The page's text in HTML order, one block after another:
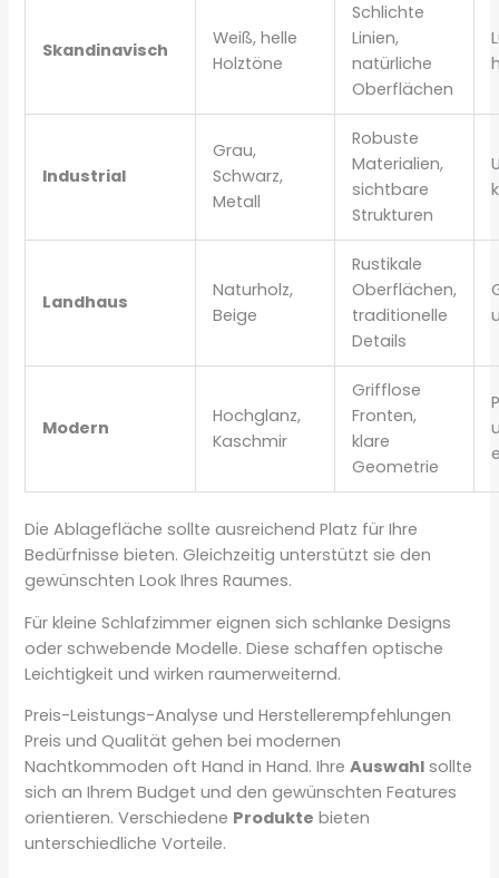
Skandinavisch
Weiß, helle
Holztöne
Schlichte
Linien,
natürliche
Oberflächen
Industrial
Grau,
Schwarz,
Metall
Robuste
Materialien,
sichtbare
Strukturen
Landhaus
Naturholz,
Beige
Rustikale
Oberflächen,
traditionelle
Details
Modern
Hochglanz,
Kaschmir
Grifflose
Fronten,
klare
Geometrie
Die Ablagefläche sollte ausreichend Platz für Ihre
Bedürfnisse bieten. Gleichzeitig unterstützt sie den
gewünschten Look Ihres Raumes.
Für kleine Schlafzimmer eignen sich schlanke Designs
oder schwebende Modelle. Diese schaffen optische
Leichtigkeit und wirken raumerweiternd.
Preis-Leistungs-Analyse und Herstellerempfehlungen
Preis und Qualität gehen bei modernen
Nachtkommoden oft Hand in Hand. IhreAuswahl sollte
sich an Ihrem Budget und den gewünschten Features
orientieren. Verschiedene Produkte bieten
unterschiedliche Vorteile.